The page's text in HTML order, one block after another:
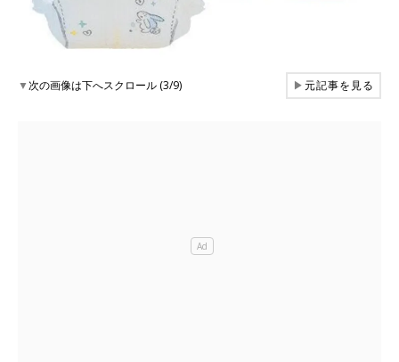
▼次の画像は下へスクロール (3/9) ▶元記事を見る